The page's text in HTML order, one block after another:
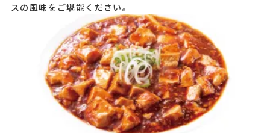
スの風味をご堪能ください。